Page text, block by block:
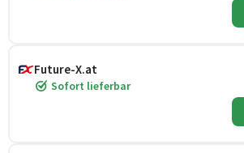
Future-X.at
Sofort lieferbar